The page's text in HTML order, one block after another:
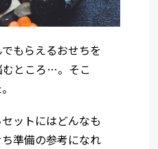
もらえるおせちを
むところ…。そこ
ットにはどんなも
準備の参考になれ